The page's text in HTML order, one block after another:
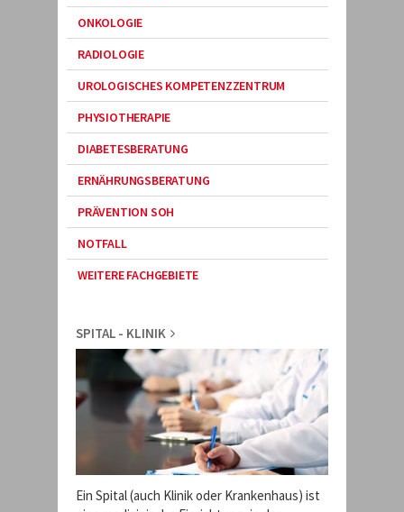
ONKOLOGIE
RADIOLOGIE
UROLOGISCHES KOMPETENZZENTRUM
PHYSIOTHERAPIE
DIABETESBERATUNG
ERNÄHRUNGSBERATUNG
PRÄVENTION SOH
NOTFALL
WEITERE FACHGEBIETE
SPITAL - KLINIK
Ein Spital (auch Klinik oder Krankenhaus) ist